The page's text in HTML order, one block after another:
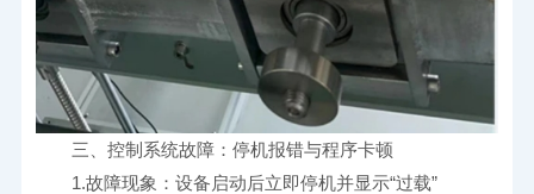
三、控制系统故障：停机报错与程序卡顿
1.故障现象：设备启动后立即停机并显示“过载”